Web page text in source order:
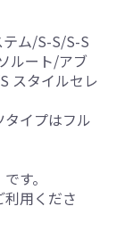
ム/S-S/S-S
ルート/アブ
スタイルセレ
イプはフル
す。
利用くださ